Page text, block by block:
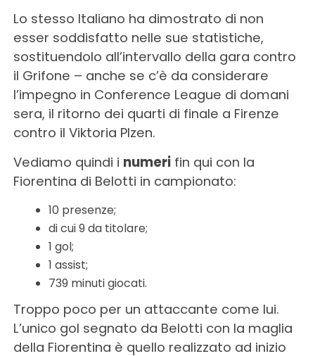
Lo stesso Italiano ha dimostrato di non
esser soddisfatto nelle sue statistiche,
sostituendolo all’intervallo della gara contro
il Grifone – anche se c’è da considerare
l’impegno in Conference League di domani
sera, il ritorno dei quarti di finale a Firenze
contro il Viktoria Plzen.
Vediamo quindi i numerifin qui con la
Fiorentina di Belotti in campionato:
10 presenze;
di cui 9 da titolare;
1 gol;
1 assist;
739 minuti giocati.
Troppo poco per un attaccante come lui.
L’unico gol segnato da Belotti con la maglia
della Fiorentina è quello realizzato ad inizio